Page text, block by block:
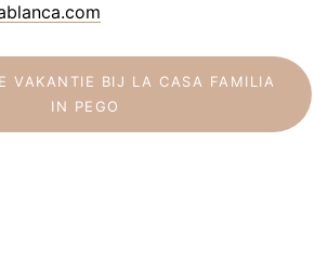
VAKANTIE BIJ LA CASA FAMILIA
IN PEGO